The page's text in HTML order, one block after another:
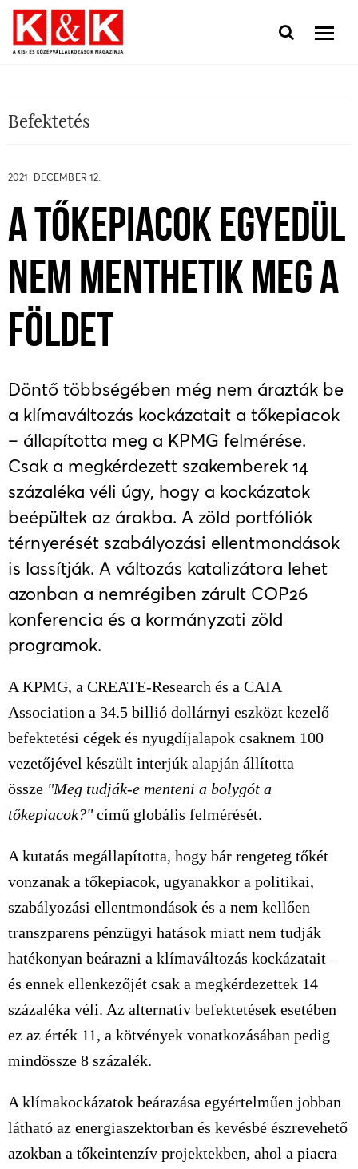
Befektetés
2021. DECEMBER 12.
A TŐKEPIACOK EGYEDÜL
NEM MENTHETIK MEG A
FÖLDET
Döntő többségében még nem árazták be
a klímaváltozás kockázatait a tőkepiacok
– állapította meg a KPMG felmérése.
Csak a megkérdezett szakemberek 14
százaléka véli úgy, hogy a kockázatok
beépültek az árakba. A zöld portfóliók
térnyerését szabályozási ellentmondások
is lassítják. A változás katalizátora lehet
azonban a nemrégiben zárult COP26
konferencia és a kormányzati zöld
programok.
A KPMG, a CREATE-Research és a CAIA
Association a 34.5 billió dollárnyi eszközt kezelő
befektetési cégek és nyugdíjalapok csaknem 100
vezetőjével készült interjúk alapján állította
össze "Meg tudják-e menteni a bolygót a
tőkepiacok?"című globális felmérését.
A kutatás megállapította, hogy bár rengeteg tőkét
vonzanak a tőkepiacok, ugyanakkor a politikai,
szabályozási ellentmondások és a nem kellően
transzparens pénzügyi hatások miatt nem tudják
hatékonyan beárazni a klímaváltozás kockázatait –
és ennek ellenkezőjét csak a megkérdezettek 14
százaléka véli. Az alternatív befektetések esetében
ez az érték 11, a kötvények vonatkozásában pedig
mindössze 8 százalék.
A klímakockázatok beárazása egyértelműen jobban
látható az energiaszektorban és kevésbé észrevehető
azokban a tőkeintenzív projektekben, ahol a piacra